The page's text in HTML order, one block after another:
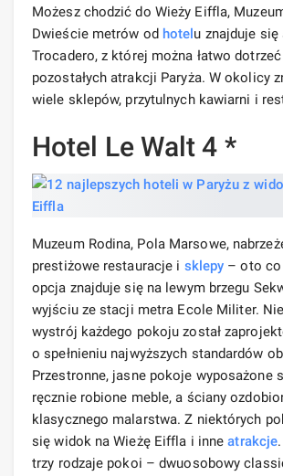
Możesz chodzić do Wieży Eiffla,
Dwieście metrów od hotelu znajduje
Trocadero, z której można łatwo
pozostałych atrakcji Paryża. W okolicy
wiele sklepów, przytulnych kawiarni i
Hotel Le Walt 4 *
Muzeum Rodina, Pola Marsowe,
prestiżowe restauracje i sklepy – oto co
opcja znajduje się na lewym brzegu
wyjściu ze stacji metra Ecole Militer.
wystrój każdego pokoju został
o spełnieniu najwyższych standardów
Przestronne, jasne pokoje wyposażone
ręcznie robione meble, a ściany
klasycznego malarstwa. Z niektórych
się widok na Wieżę Eiffla i inneatrakcje
trzy rodzaje pokoi – dwuosobowy